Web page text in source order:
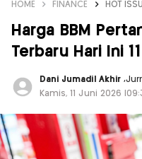
HOME FINANCE HOT
Harga BBM
Terbaru Hari Ini
Dani Jumadil Akhir ,
Kamis, 11 Juni 2026